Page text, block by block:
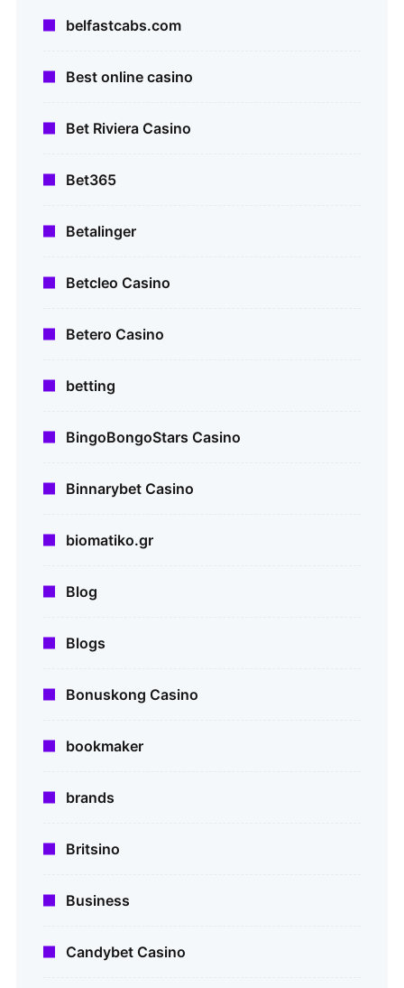
belfastcabs.com
Best online casino
Bet Riviera Casino
Bet365
Betalinger
Betcleo Casino
Betero Casino
betting
BingoBongoStars Casino
Binnarybet Casino
biomatiko.gr
Blog
Blogs
Bonuskong Casino
bookmaker
brands
Britsino
Business
Candybet Casino